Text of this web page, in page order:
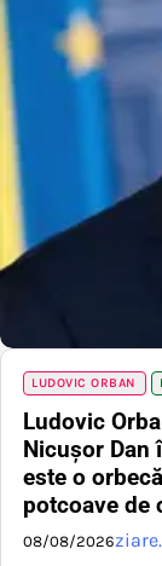
LUDOVIC ORBAN
Ludovic
Nicușor Dan
este o
potcoave de
08/08/2026